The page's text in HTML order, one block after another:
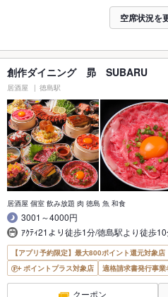
空席状況を
創作ダイニング 昴 SUBARU
居酒屋 徳島駅
居酒屋 個室 飲み放題 肉 徳島 魚 和食
3001～4000円
ｱｸﾃｨ21より徒歩1分/徳島駅より徒歩
【アプリ予約限定】最大800ポイント還元対象店
ポイントプラス対象店
適格請求書発行事業
クーポン